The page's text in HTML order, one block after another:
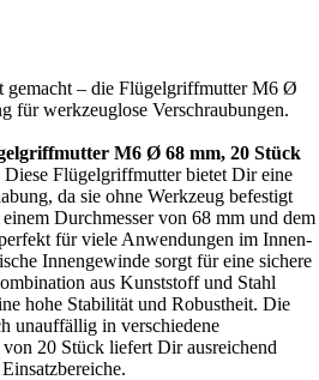
gemacht – die Flügelgriffmutter M6 Ø
für werkzeuglose Verschraubungen.
M6 Ø 68 mm, 20 Stück
Flügelgriffmutter bietet Dir eine
da sie ohne Werkzeug befestigt
Durchmesser von 68 mm und dem
für viele Anwendungen im Innen-
Innengewinde sorgt für eine sichere
aus Kunststoff und Stahl
hohe Stabilität und Robustheit. Die
unauffällig in verschiedene
20 Stück liefert Dir ausreichend